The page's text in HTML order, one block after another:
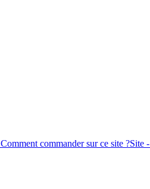
Comment commander sur ce site ?Site -